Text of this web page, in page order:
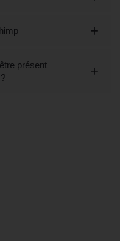
présent